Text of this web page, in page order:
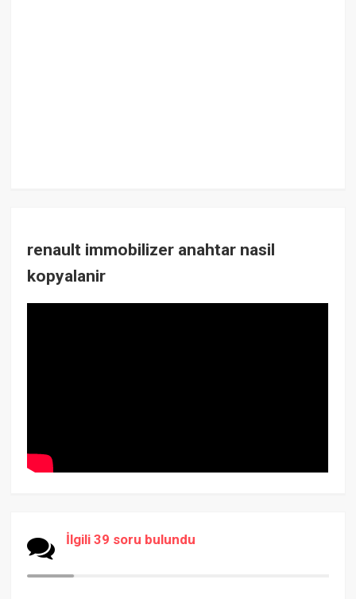
renault immobilizer anahtar nasil
kopyalanir
İlgili 39 soru bulundu